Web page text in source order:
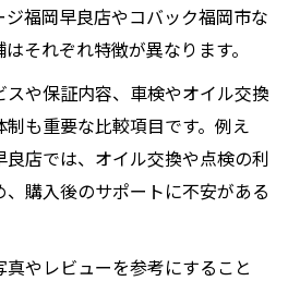
足度を上げるパック選定術
ジ福岡早良店やコバック福岡市な
それぞれ特徴が異なります。
や保証内容、車検やオイル交換
も重要な比較項目です。例え
店では、オイル交換や点検の利
購入後のサポートに不安がある
やレビューを参考にすること